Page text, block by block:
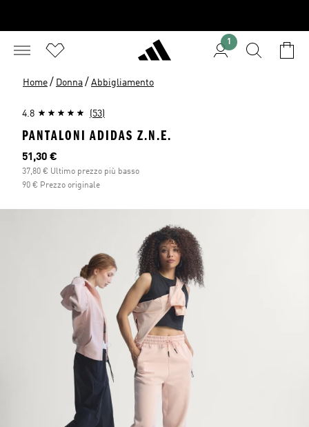
1
Home / Donna / Abbigliamento
4.8 (53)
PANTALONI ADIDAS Z.N.E.
Prezzo attuale
51,30 €
37,80 € Ultimo prezzo più basso
90 € Prezzo originale